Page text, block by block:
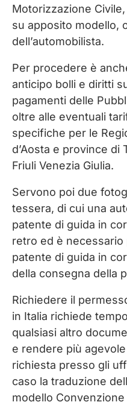
Motorizzazione
su apposito modello,
dell’automobilista.
Per procedere è
anticipo bolli e diritti
pagamenti delle
oltre alle eventuali
specifiche per le
d’Aosta e province di
Friuli Venezia Giulia.
Servono poi due
tessera, di cui una
patente di guida in
retro ed è necessario
patente di guida in
della consegna della
Richiedere il
in Italia richiede
qualsiasi altro
e rendere più
richiesta presso gli
caso la traduzione
modello Convenzione